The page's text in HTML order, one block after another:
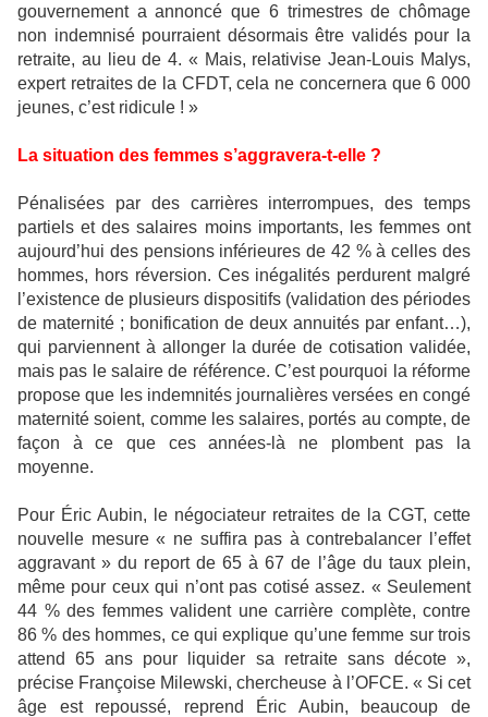
gouvernement a annoncé que 6 trimestres de chômage
non indemnisé pourraient désormais être validés pour la
retraite, au lieu de 4. « Mais, relativise Jean-Louis Malys,
expert retraites de la CFDT, cela ne concernera que 6 000
jeunes, c’est ridicule ! »
La situation des femmes s’aggravera-t-elle ?
Pénalisées par des carrières interrompues, des temps
partiels et des salaires moins importants, les femmes ont
aujourd’hui des pensions inférieures de 42 % à celles des
hommes, hors réversion. Ces inégalités perdurent malgré
l’existence de plusieurs dispositifs (validation des périodes
de maternité ; bonification de deux annuités par enfant…),
qui parviennent à allonger la durée de cotisation validée,
mais pas le salaire de référence. C’est pourquoi la réforme
propose que les indemnités journalières versées en congé
maternité soient, comme les salaires, portés au compte, de
façon à ce que ces années-là ne plombent pas la
moyenne.
Pour Éric Aubin, le négociateur retraites de la CGT, cette
nouvelle mesure « ne suffira pas à contrebalancer l’effet
aggravant » du report de 65 à 67 de l’âge du taux plein,
même pour ceux qui n’ont pas cotisé assez. « Seulement
44 % des femmes valident une carrière complète, contre
86 % des hommes, ce qui explique qu’une femme sur trois
attend 65 ans pour liquider sa retraite sans décote »,
précise Françoise Milewski, chercheuse à l’OFCE. « Si cet
âge est repoussé, reprend Éric Aubin, beaucoup de